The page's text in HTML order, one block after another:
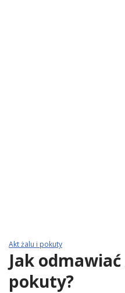
Akt żalu i pokuty
Jak
pokuty?